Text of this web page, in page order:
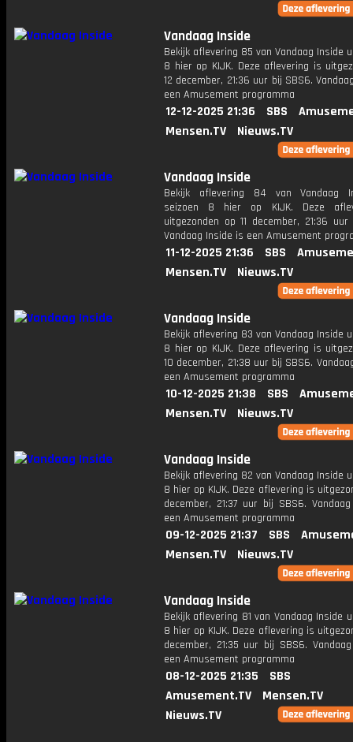
Vandaag Inside
Bekijk aflevering 85 van Vandaag Inside
8 hier op KIJK. Deze aflevering is
12 december, 21:36 uur bij SBS6.
een Amusement programma
12-12-2025 21:36 SBS
Mensen.TV
Nieuws.TV
Vandaag Inside
Bekijk aflevering 84 van Vandaag
seizoen 8 hier op KIJK. Deze
uitgezonden op 11 december, 21:36
Vandaag Inside is een Amusement
11-12-2025 21:36 SBS
Mensen.TV
Nieuws.TV
Vandaag Inside
Bekijk aflevering 83 van Vandaag Inside
8 hier op KIJK. Deze aflevering is
10 december, 21:38 uur bij SBS6.
een Amusement programma
10-12-2025 21:38 SBS
Mensen.TV
Nieuws.TV
Vandaag Inside
Bekijk aflevering 82 van Vandaag Inside
8 hier op KIJK. Deze aflevering is
december, 21:37 uur bij SBS6.
een Amusement programma
09-12-2025 21:37 SBS
Mensen.TV
Nieuws.TV
Vandaag Inside
Bekijk aflevering 81 van Vandaag Inside
8 hier op KIJK. Deze aflevering is
december, 21:35 uur bij SBS6.
een Amusement programma
08-12-2025 21:35
SBS
Amusement.TV
Mensen.TV
Nieuws.TV